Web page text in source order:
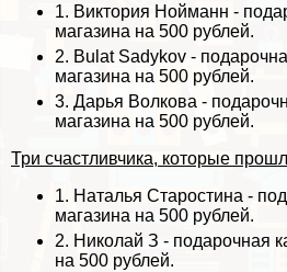
1. Виктория Нойманн -
магазина на 500 рублей.
2. Bulat Sadykov -
магазина на 500 рублей.
3. Дарья Волкова -
магазина на 500 рублей.
Три счастливчика, которые
1. Наталья Старостина -
магазина на 500 рублей.
2. Николай З - подарочная
на 500 рублей.